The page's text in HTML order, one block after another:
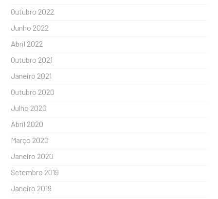
Outubro 2022
Junho 2022
Abril 2022
Outubro 2021
Janeiro 2021
Outubro 2020
Julho 2020
Abril 2020
Março 2020
Janeiro 2020
Setembro 2019
Janeiro 2019